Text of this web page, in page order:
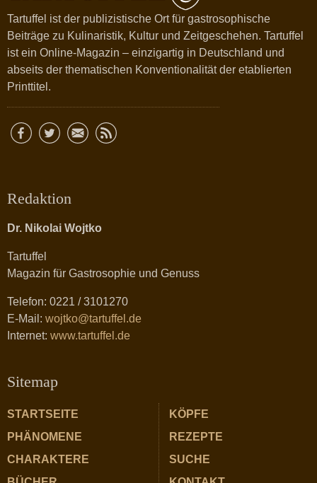
Tartuffel ist der publizistische Ort für gastrosophische
Beiträge zu Kulinaristik, Kultur und Zeitgeschehen. Tartuffel
ist ein Online-Magazin – einzigartig in Deutschland und
abseits der thematischen Konventionalität der etablierten
Printtitel.
Redaktion
Dr. Nikolai Wojtko
Tartuffel
Magazin für Gastrosophie und Genuss
Telefon: 0221 / 3101270
E-Mail: wojtko@tartuffel.de
Internet: www.tartuffel.de
Sitemap
STARTSEITE
PHÄNOMENE
CHARAKTERE
KÖPFE
REZEPTE
SUCHE